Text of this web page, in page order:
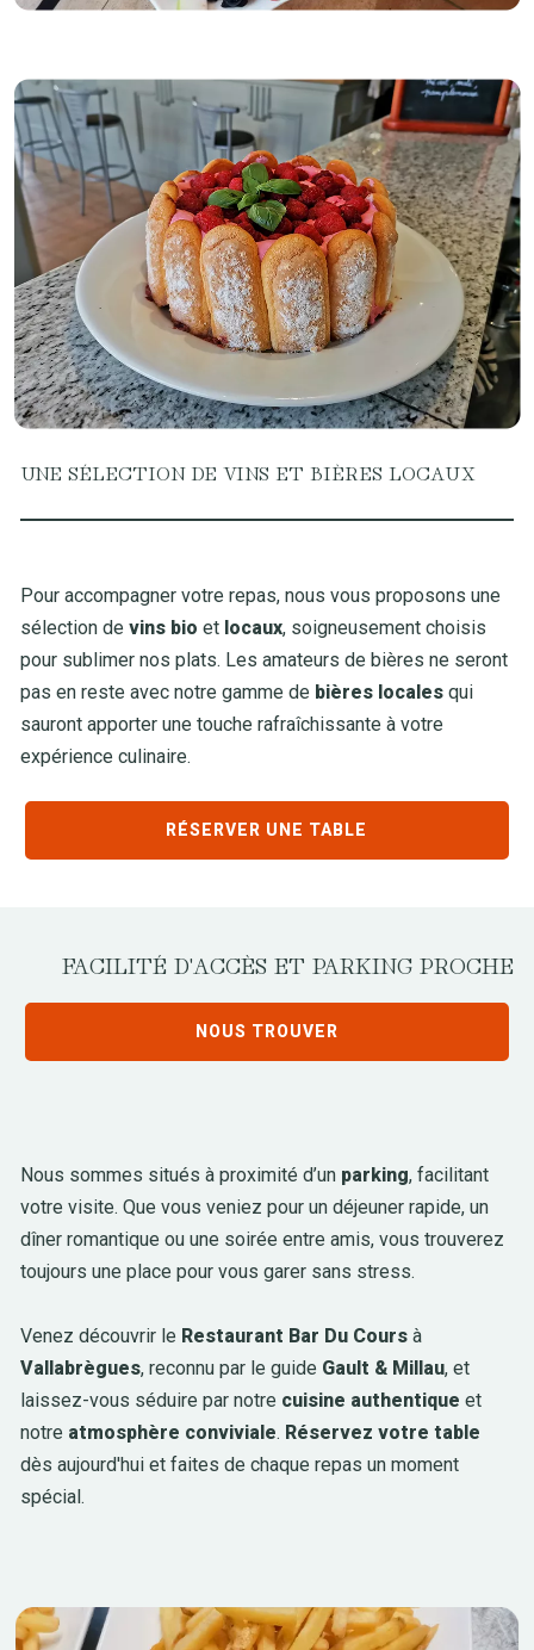
UNE SÉLECTION DE VINS ET BIÈRES LOCAUX
Pour accompagner votre repas, nous vous proposons une
sélection de vins bio etlocaux, soigneusement choisis
pour sublimer nos plats. Les amateurs de bières ne seront
pas en reste avec notre gamme de bières localesqui
sauront apporter une touche rafraîchissante à votre
expérience culinaire.
RÉSERVER UNE TABLE
FACILITÉ D'ACCÈS ET PARKING PROCHE
NOUS TROUVER
Nous sommes situés à proximité d’un parking, facilitant
votre visite. Que vous veniez pour un déjeuner rapide, un
dîner romantique ou une soirée entre amis, vous trouverez
toujours une place pour vous garer sans stress.
Venez découvrir le Restaurant Bar Du Coursà
Vallabrègues, reconnu par le guide Gault & Millau, et
laissez-vous séduire par notre cuisine authentique et
notre atmosphère conviviale. Réservez votre table
dès aujourd'hui et faites de chaque repas un moment
spécial.